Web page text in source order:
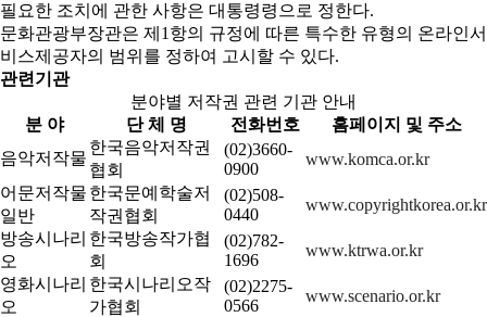
필요한 조치에 관한 사항은 대통령령으로 정한다.
문화관광부장관은 제1항의 규정에 따른 특수한 유형의 온라인서
비스제공자의 범위를 정하여 고시할 수 있다.
관련기관
분야별 저작권 관련 기관 안내
분 야
단 체 명 전화번호
홈페이지 및 주소
음악저작물
한국음악저작권
협회
(02)3660-
0900
www.komca.or.kr
어문저작물
일반
한국문예학술저
작권협회
(02)508-
0440
www.copyrightkorea.or.kr
방송시나리
오
한국방송작가협
회
(02)782-
1696
www.ktrwa.or.kr
영화시나리
오
한국시나리오작
가협회
(02)2275-
0566
www.scenario.or.kr